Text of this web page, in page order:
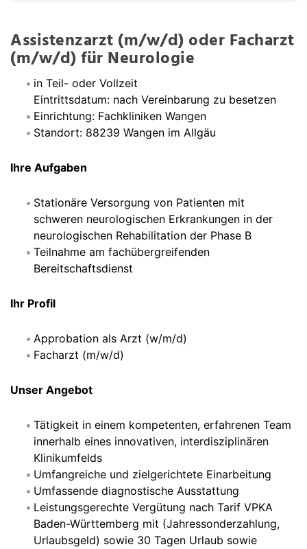
Assistenzarzt (m/w/d) oder Facharzt
(m/w/d) für Neurologie
in Teil- oder Vollzeit
Eintrittsdatum: nach Vereinbarung zu besetzen
Einrichtung: Fachkliniken Wangen
Standort: 88239 Wangen im Allgäu
Ihre Aufgaben
Stationäre Versorgung von Patienten mit
schweren neurologischen Erkrankungen in der
neurologischen Rehabilitation der Phase B
Teilnahme am fachübergreifenden
Bereitschaftsdienst
Ihr Profil
Approbation als Arzt (w/m/d)
Facharzt (m/w/d)
Unser Angebot
Tätigkeit in einem kompetenten, erfahrenen Team
innerhalb eines innovativen, interdisziplinären
Klinikumfelds
Umfangreiche und zielgerichtete Einarbeitung
Umfassende diagnostische Ausstattung
Leistungsgerechte Vergütung nach Tarif VPKA
Baden-Württemberg mit (Jahressonderzahlung,
Urlaubsgeld) sowie 30 Tagen Urlaub sowie